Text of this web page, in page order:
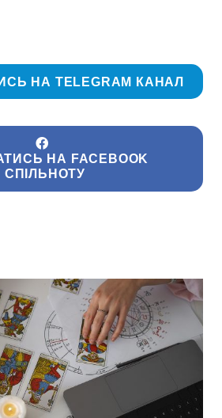
НА TELEGRAM КАНАЛ
НА FACEBOOK
СПІЛЬНОТУ